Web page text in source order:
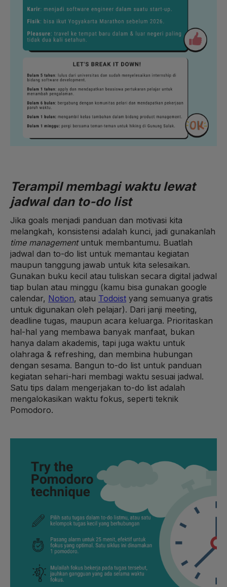
Terampil membagi waktu lewat
jadwal dan to-do list
Jika goals menjadi panduan dan motivasi kita
melangkah, konsistensi adalah kunci, jadi gunakanlah
time management untuk membantumu. Buatlah
jadwal dan to-do list untuk memantau kegiatan
maupun tanggung jawab untuk kita selesaikan.
Gunakan buku kecil atau tuliskan secara digital jadwal
tiap bulan atau minggu (kamu bisa gunakan google
calendar, Notion, atau Todoist yang semuanya gratis
untuk digunakan oleh pelajar). Dari janji meeting,
deadline tugas, maupun acara keluarga. Prioritaskan
hal-hal yang membawa banyak manfaat, bukan
hanya dalam akademis, tapi juga waktu untuk
olahraga & refreshing, dan membina hubungan
dengan sesama. Bangun to-do list untuk panduan
kegiatan sehari-hari membagi waktu sesuai jadwal.
Satu tips dalam mengerjakan to-do list adalah
mengalokasikan waktu fokus, seperti teknik
Pomodoro.